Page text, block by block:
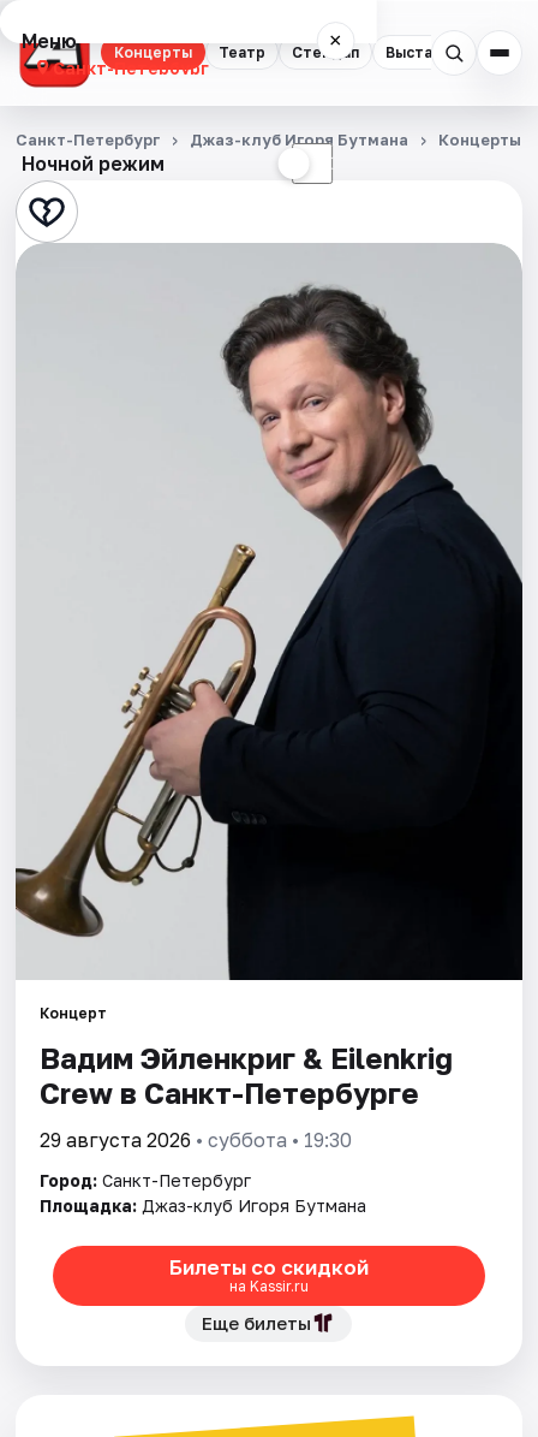
Концерты Театр Стендап Выставки
Меню ×
Санкт-Петербург
Концерты
Театр
Стендап
Рейтинги
Ночной режим ☾
Санкт-Петербург Джаз-клуб Игоря Бутмана Концерты
Концерт
Вадим Эйленкриг & Eilenkrig
Crew в Санкт-Петербурге
29 августа 2026 • суббота • 19:30
Город: Санкт-Петербург
Площадка: Джаз-клуб Игоря Бутмана
Билеты со скидкой
на Kassir.ru
Еще билеты